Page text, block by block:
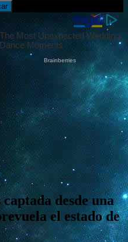
desde una
el estado de